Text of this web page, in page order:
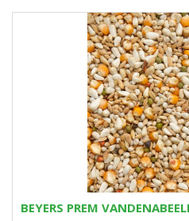
BEYERS PREM